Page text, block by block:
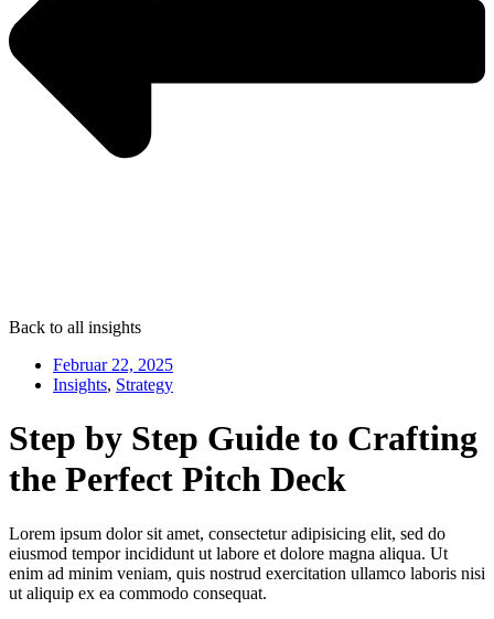
Back to all insights
Februar 22, 2025
Insights, Strategy
Step by Step Guide to Crafting
the Perfect Pitch Deck
Lorem ipsum dolor sit amet, consectetur adipisicing elit, sed do
eiusmod tempor incididunt ut labore et dolore magna aliqua. Ut
enim ad minim veniam, quis nostrud exercitation ullamco laboris nisi
ut aliquip ex ea commodo consequat.